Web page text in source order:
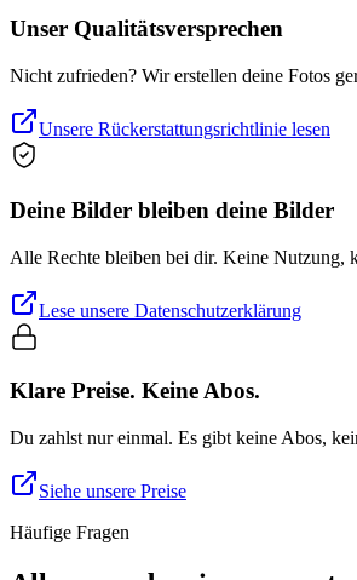
Unser Qualitätsversprechen
Nicht zufrieden? Wir erstellen deine Fotos
Unsere Rückerstattungsrichtlinie lesen
Deine Bilder bleiben deine Bilder
Alle Rechte bleiben bei dir. Keine Nutzung,
Lese unsere Datenschutzerklärung
Klare Preise. Keine Abos.
Du zahlst nur einmal. Es gibt keine Abos,
Siehe unsere Preise
Häufige Fragen